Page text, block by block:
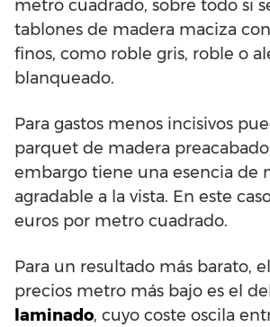
metro cuadrado, sobre todo si
tablones de madera maciza
finos, como roble gris, roble o
blanqueado.
Para gastos menos incisivos
parquet de madera
embargo tiene una esencia de
agradable a la vista. En este
euros por metro cuadrado.
Para un resultado más barato,
precios metro más bajo es el
laminado, cuyo coste oscila